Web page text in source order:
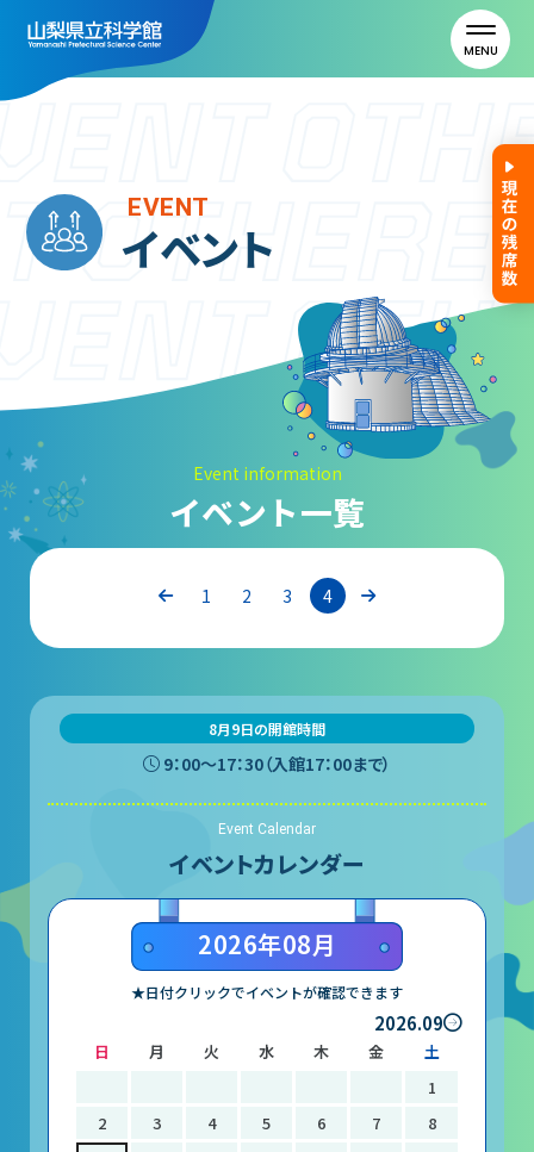
MENU
利用案内
山梨県立科学館について
団体予約受付
フロアガイド
展望テラス・円形広場
スペースシアター
実験工作室
ミュージアムショップ
あそびの部屋
EVENT
イベント
Event information
イベント一覧
1 2 3 4
8月9日の開館時間
9：00〜17：30（入館17：00まで）
Event Calendar
イベントカレンダー
2026年08月
★日付クリックでイベントが確認できます
2026.09
日 月 火 水 木 金
土
1
2
3 4 5 6 7
8